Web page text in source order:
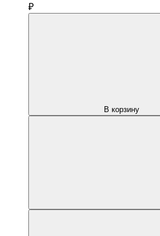
₽
В корзину